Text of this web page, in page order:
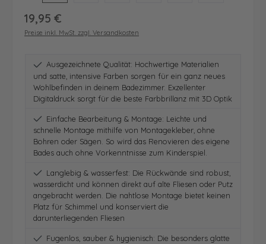
Regulärer Preis:
19,95 €
Preise inkl. MwSt. zzgl. Versandkosten
Ausgezeichnete Qualität: Hochwertige Materialien
und satte, intensive Farben sorgen für ein ganz neues
Wohlbefinden in deinem Badezimmer. Exzellenter
Digitaldruck sorgt für die beste Farbbrillanz mit 3D Optik
Einfache Bearbeitung & Montage: Leichte und
schnelle Montage mithilfe von Montagekleber, ohne
Bohren oder Sägen. So wird das Renovieren des eigene
Bades auch ohne Vorkenntnisse zum Kinderspiel.
Langlebig & wasserfest: Die Rückwände sind robust,
wasserdicht und können direkt auf alte Fliesen oder Putz
angebracht werden. Die nahtlose Montage bietet keinen
Platz für Schimmel und konserviert die
darunterliegenden Fliesen
Fugenlos, sauber & hygienisch: Die besonders glatte